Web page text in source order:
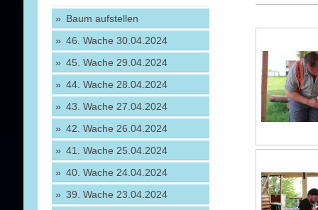
Baum aufstellen
46. Wache 30.04.2024
45. Wache 29.04.2024
44. Wache 28.04.2024
43. Wache 27.04.2024
42. Wache 26.04.2024
41. Wache 25.04.2024
40. Wache 24.04.2024
39. Wache 23.04.2024